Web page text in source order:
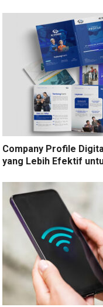
Company Profile
yang Lebih Efektif